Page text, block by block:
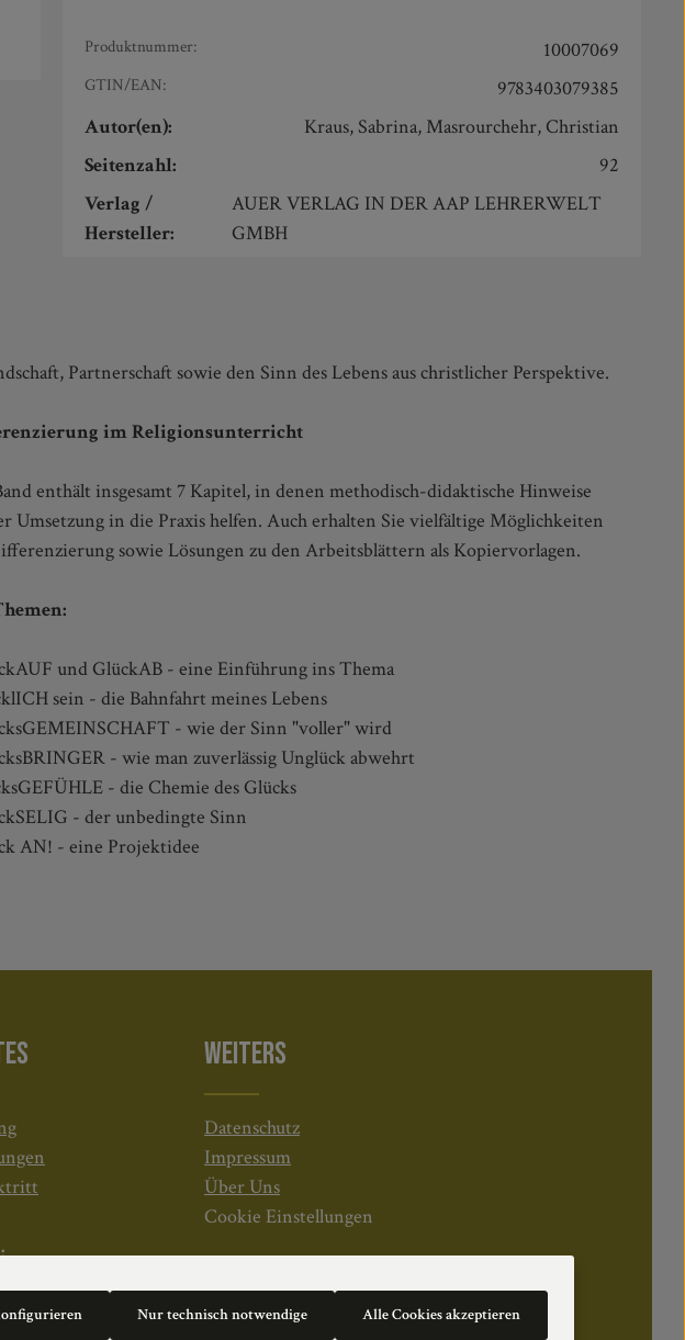
Produktnummer: 10007069
GTIN/EAN:
9783403079385
Autor(en):
Kraus, Sabrina, Masrourchehr, Christian
Seitenzahl:
92
Verlag /
Hersteller:
AUER VERLAG IN DER AAP LEHRERWELT
GMBH
Partnerschaft sowie den Sinn des Lebens aus christlicher Perspektive.
im Religionsunterricht
enthält insgesamt 7 Kapitel, in denen methodisch-didaktische Hinweise
Umsetzung in die Praxis helfen. Auch erhalten Sie vielfältige Möglichkeiten
sowie Lösungen zu den Arbeitsblättern als Kopiervorlagen.
und GlückAB - eine Einführung ins Thema
sein - die Bahnfahrt meines Lebens
- wie der Sinn "voller" wird
- wie man zuverlässig Unglück abwehrt
- die Chemie des Glücks
- der unbedingte Sinn
AN! - eine Projektidee
Uhr
WEITERS
Datenschutz
Impressum
Über Uns
Cookie Einstellungen
Nur technisch notwendige Alle Cookies akzeptieren